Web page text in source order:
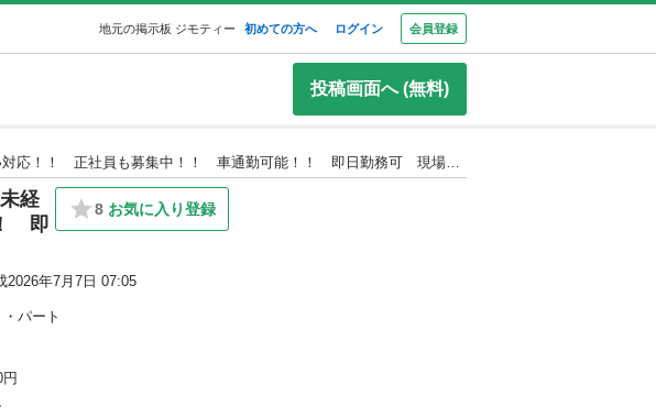
地元の掲示板 ジモティー 初めての方へ ログイン 会員登録
投稿画面へ (無料)
③急募！！ 現金手渡し！！ エアコン工事 アシスタント急募！！ 未経験OK 日払い、週払い対応！！ 正社員も募集中！！ 車通勤可能！！ 即日勤務可 現場経験歓迎
経
即
8 お気に入り登録
2026年7月7日 07:05
パート